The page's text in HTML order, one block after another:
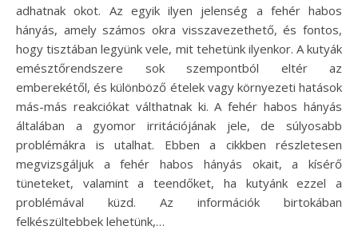
adhatnak okot. Az egyik ilyen jelenség a fehér habos
hányás, amely számos okra visszavezethető, és fontos,
hogy tisztában legyünk vele, mit tehetünk ilyenkor. A kutyák
emésztőrendszere sok szempontból eltér az
emberekétől, és különböző ételek vagy környezeti hatások
más-más reakciókat válthatnak ki. A fehér habos hányás
általában a gyomor irritációjának jele, de súlyosabb
problémákra is utalhat. Ebben a cikkben részletesen
megvizsgáljuk a fehér habos hányás okait, a kísérő
tüneteket, valamint a teendőket, ha kutyánk ezzel a
problémával küzd. Az információk birtokában
felkészültebbek lehetünk,…